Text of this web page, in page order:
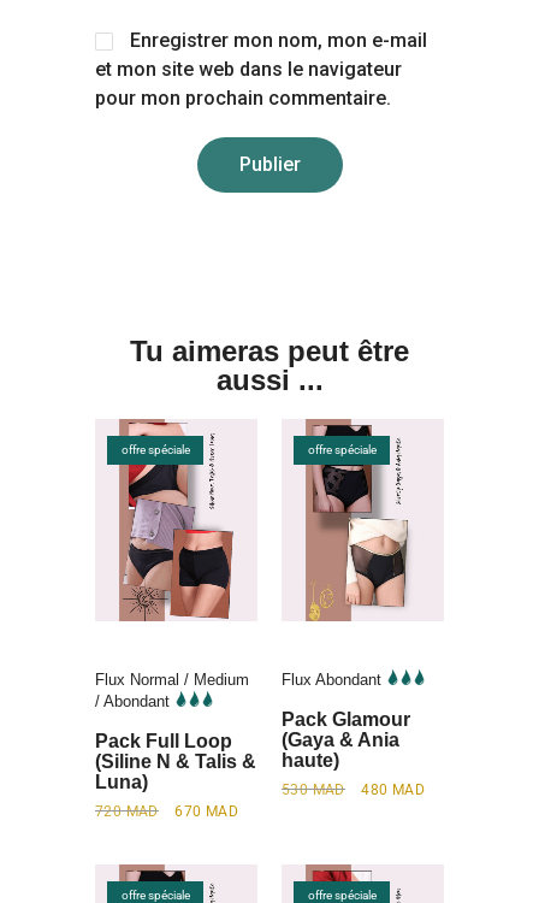
Enregistrer mon nom, mon e-mail
et mon site web dans le navigateur
pour mon prochain commentaire.
Tu aimeras peut être
aussi ...
offre spéciale
Flux Normal / Medium
/ Abondant
Pack Full Loop
(Siline N & Talis &
Luna)
720MAD 670 MAD
offre spéciale
Flux Abondant
Pack Glamour
(Gaya & Ania
haute)
530MAD 480 MAD
offre spéciale offre spéciale